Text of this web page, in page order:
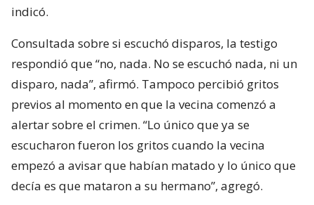
indicó.
Consultada sobre si escuchó disparos, la testigo
respondió que “no, nada. No se escuchó nada, ni un
disparo, nada”, afirmó. Tampoco percibió gritos
previos al momento en que la vecina comenzó a
alertar sobre el crimen. “Lo único que ya se
escucharon fueron los gritos cuando la vecina
empezó a avisar que habían matado y lo único que
decía es que mataron a su hermano”, agregó.